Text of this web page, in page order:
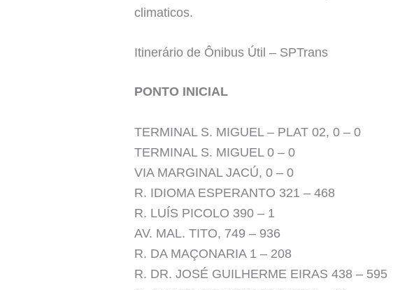
climaticos.
Itinerário de Ônibus Útil – SPTrans
PONTO INICIAL
TERMINAL S. MIGUEL – PLAT 02, 0 – 0
TERMINAL S. MIGUEL 0 – 0
VIA MARGINAL JACÚ, 0 – 0
R. IDIOMA ESPERANTO 321 – 468
R. LUÍS PICOLO 390 – 1
AV. MAL. TITO, 749 – 936
R. DA MAÇONARIA 1 – 208
R. DR. JOSÉ GUILHERME EIRAS 438 – 595